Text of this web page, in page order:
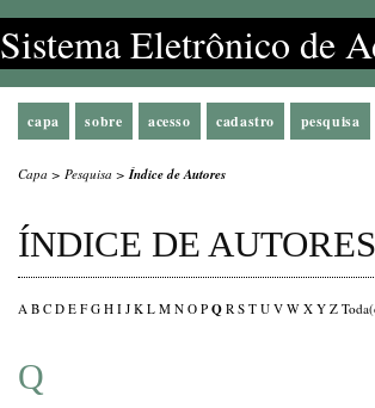
Sistema Eletrônico de
capa sobre acesso cadastro pesquisa
Capa > Pesquisa >Índice de Autores
ÍNDICE DE AUTORES
A B C D E F G H I J K L M N O P Q R S T U V W X Y Z
Q